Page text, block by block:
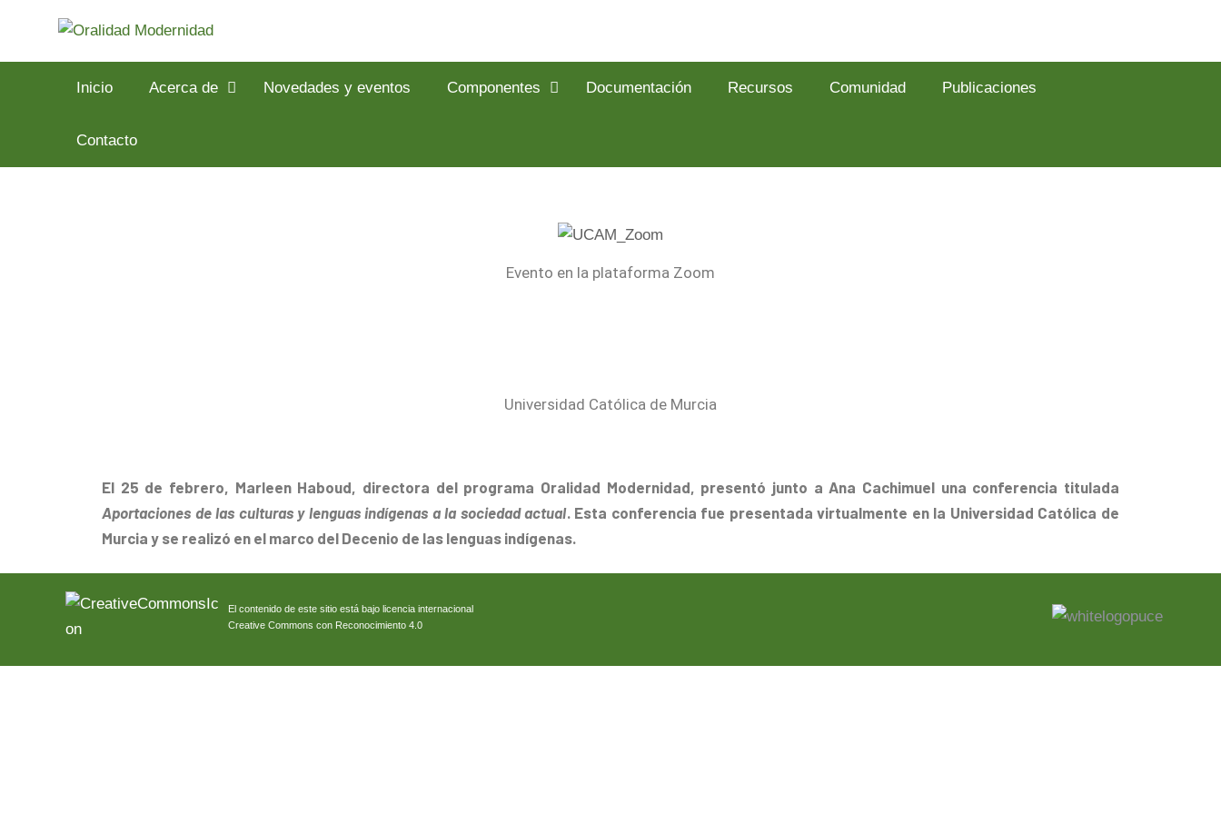
Inicio Acerca de Novedades y eventos Componentes Documentación Recursos Comunidad Publicaciones
Contacto
Evento en la plataforma Zoom
Universidad Católica de Murcia
El 25 de febrero, Marleen Haboud, directora del programa Oralidad Modernidad, presentó junto a Ana Cachimuel una conferencia titulada
Aportaciones de las culturas y lenguas indígenas a la sociedad actual. Esta conferencia fue presentada virtualmente en la Universidad Católica de
Murcia y se realizó en el marco del Decenio de las lenguas indígenas.
El contenido de este sitio está bajo licencia internacional
Creative Commons con Reconocimiento 4.0